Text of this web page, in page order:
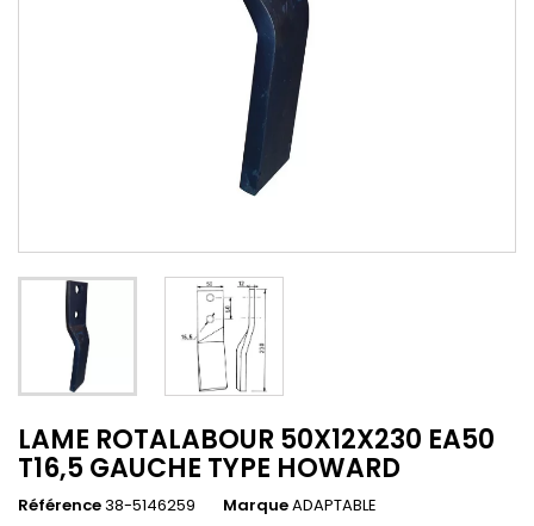
LAME ROTALABOUR 50X12X230 EA50
T16,5 GAUCHE TYPE HOWARD
Référence38-5146259 MarqueADAPTABLE